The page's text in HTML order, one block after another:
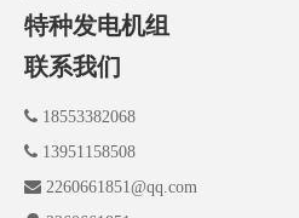
特种发电机组
联系我们
 18553382068
 13951158508
 2260661851@qq.com